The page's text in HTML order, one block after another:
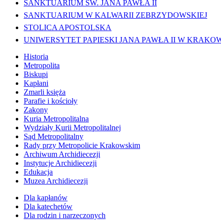
SANKTUARIUM ŚW. JANA PAWŁA II
SANKTUARIUM W KALWARII ZEBRZYDOWSKIEJ
STOLICA APOSTOLSKA
UNIWERSYTET PAPIESKI JANA PAWŁA II W
Historia
Metropolita
Biskupi
Kapłani
Zmarli księża
Parafie i kościoły
Zakony
Kuria Metropolitalna
Wydziały Kurii Metropolitalnej
Sąd Metropolitalny
Rady przy Metropolicie Krakowskim
Archiwum Archidiecezji
Instytucje Archidiecezji
Edukacja
Muzea Archidiecezji
Dla kapłanów
Dla katechetów
Dla rodzin i narzeczonych